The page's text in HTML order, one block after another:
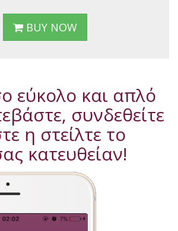
BUY NOW
εύκολο και απλό
συνδεθείτε
η στείλτε το
κατευθείαν!